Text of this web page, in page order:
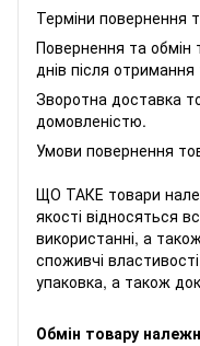
Терміни повернення
Повернення та обмін
днів після
Зворотна доставка
домовленістю.
Умови повернення
ЩО ТАКЕ товари
якості відносяться
використанні, а
споживчі
упаковка, а також
Обмін товару